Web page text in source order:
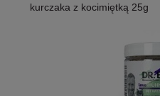
kurczaka z kocimiętką 25g